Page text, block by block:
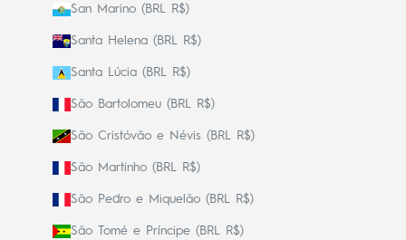
San Marino (BRL R$)
Santa Helena (BRL R$)
Santa Lúcia (BRL R$)
São Bartolomeu (BRL R$)
São Cristóvão e Névis (BRL R$)
São Martinho (BRL R$)
São Pedro e Miquelão (BRL R$)
São Tomé e Príncipe (BRL R$)